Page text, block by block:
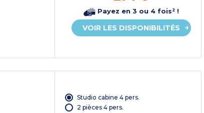
Payez en 3 ou 4 fois² !
VOIR LES DISPONIBILITÉS
Studio cabine 4 pers.
2 pièces 4 pers.